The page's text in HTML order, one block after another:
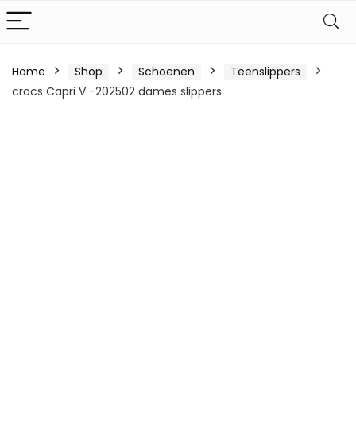
Home Shop Schoenen
Teenslippers
crocs Capri V -202502 dames slippers